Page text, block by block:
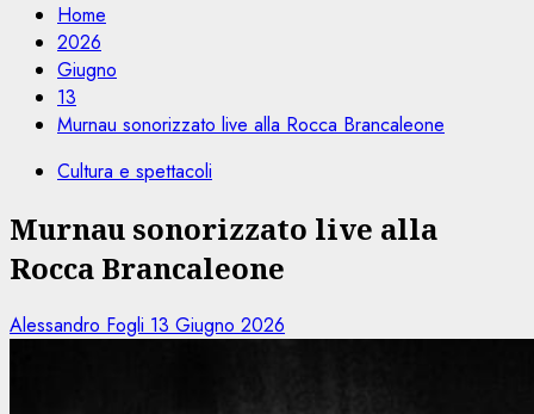
Home
2026
Giugno
13
Murnau sonorizzato live alla Rocca Brancaleone
Cultura e spettacoli
Murnau sonorizzato live alla
Rocca Brancaleone
Alessandro Fogli 13 Giugno 2026